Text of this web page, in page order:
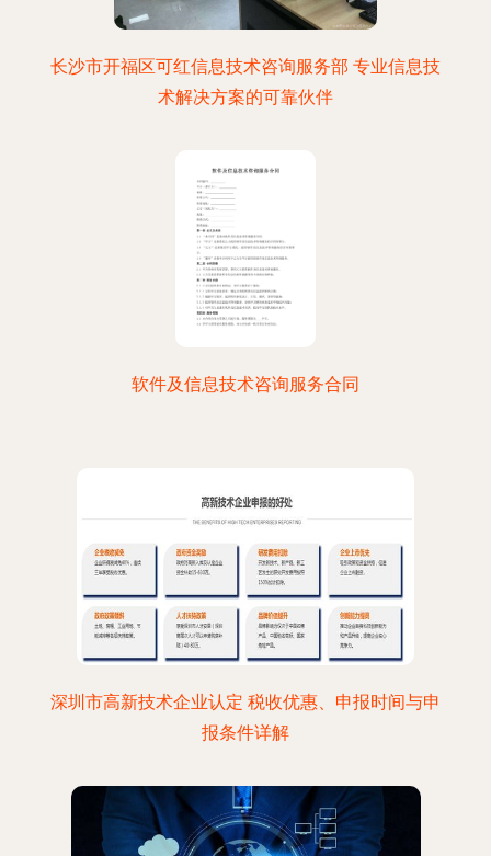
长沙市开福区可红信息技术咨询服务部 专业信息技
术解决方案的可靠伙伴
软件及信息技术咨询服务合同
深圳市高新技术企业认定 税收优惠、申报时间与申
报条件详解